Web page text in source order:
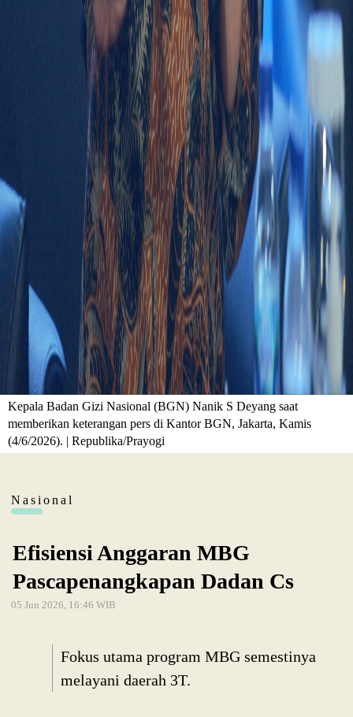
Kepala Badan Gizi Nasional (BGN) Nanik S Deyang saat
memberikan keterangan pers di Kantor BGN, Jakarta, Kamis
(4/6/2026). | Republika/Prayogi
Nasional
Efisiensi Anggaran MBG
Pascapenangkapan Dadan Cs
05 Jun 2026, 16:46 WIB
Fokus utama program MBG semestinya
melayani daerah 3T.